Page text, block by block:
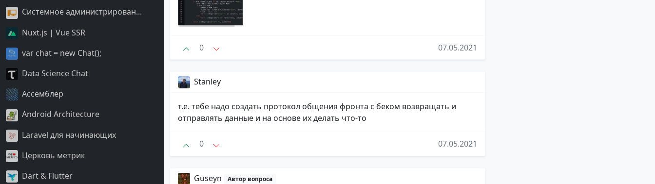
Системное администрирован...
Nuxt.js | Vue SSR
var chat = new Chat();
Data Science Chat
Ассемблер
Android Architecture
Laravel для начинающих
Церковь метрик
Dart & Flutter
0 07.05.2021
Stanley
т.е. тебе надо создать протокол общения фронта с беком возвращать и
отправлять данные и на основе их делать что-то
0 07.05.2021
Guseyn Автор вопроса